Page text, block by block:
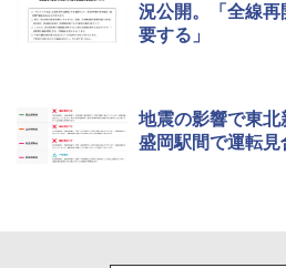
況公開。「全線
要する」
地震の影響で東北
盛岡駅間で運転見